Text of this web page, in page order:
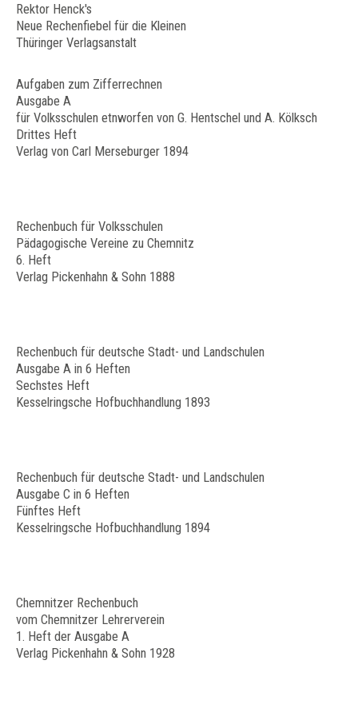
Rektor Henck's
Neue Rechenfiebel für die Kleinen
Thüringer Verlagsanstalt
Aufgaben zum Zifferrechnen
Ausgabe A
für Volksschulen etnworfen von G. Hentschel und A. Kölksch
Drittes Heft
Verlag von Carl Merseburger 1894
Rechenbuch für Volksschulen
Pädagogische Vereine zu Chemnitz
6. Heft
Verlag Pickenhahn & Sohn 1888
Rechenbuch für deutsche Stadt- und Landschulen
Ausgabe A in 6 Heften
Sechstes Heft
Kesselringsche Hofbuchhandlung 1893
Rechenbuch für deutsche Stadt- und Landschulen
Ausgabe C in 6 Heften
Fünftes Heft
Kesselringsche Hofbuchhandlung 1894
Chemnitzer Rechenbuch
vom Chemnitzer Lehrerverein
1. Heft der Ausgabe A
Verlag Pickenhahn & Sohn 1928